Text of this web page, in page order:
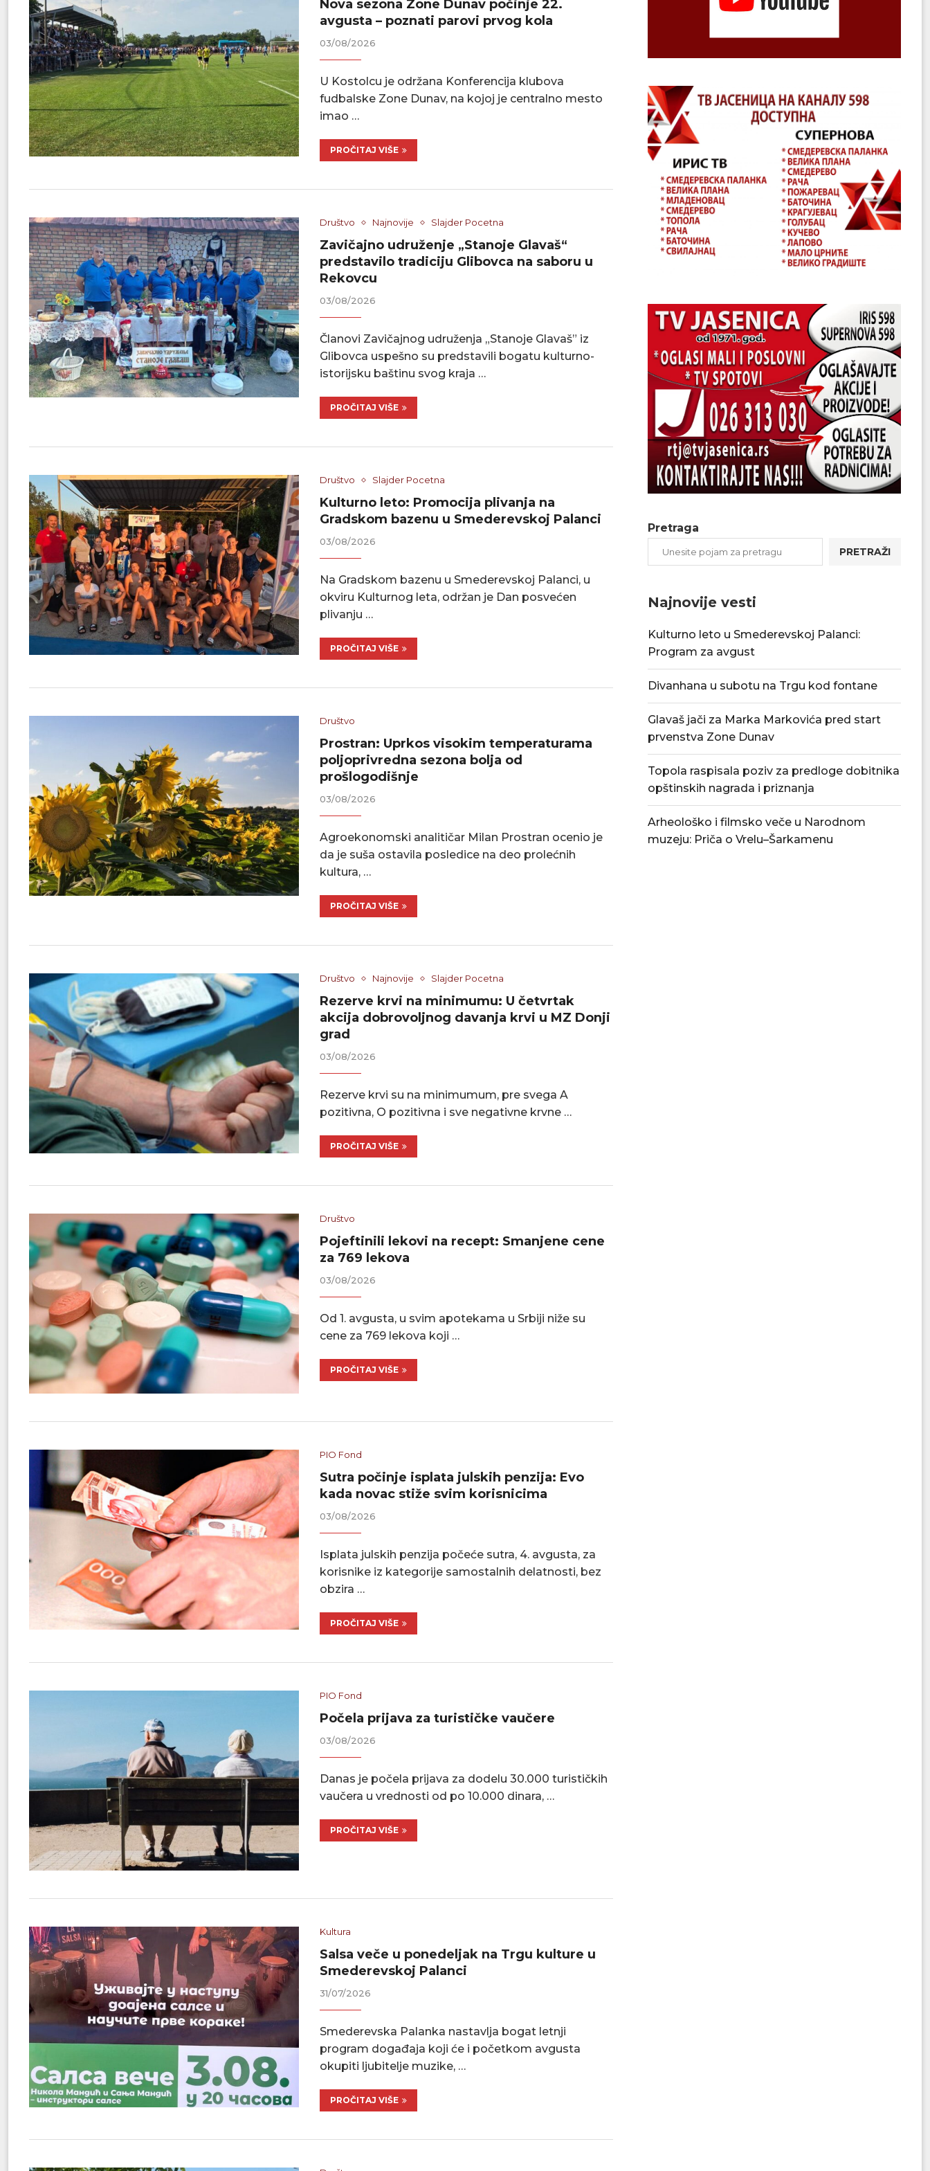
Nova sezona Zone Dunav počinje 22.
avgusta – poznati parovi prvog kola
03/08/2026
U Kostolcu je održana Konferencija klubova
fudbalske Zone Dunav, na kojoj je centralno mesto
imao …
PROČITAJ VIŠE
Društvo Najnovije Slajder Pocetna
Zavičajno udruženje „Stanoje Glavaš“
predstavilo tradiciju Glibovca na saboru u
Rekovcu
03/08/2026
Članovi Zavičajnog udruženja „Stanoje Glavaš” iz
Glibovca uspešno su predstavili bogatu kulturno-
istorijsku baštinu svog kraja …
PROČITAJ VIŠE
Društvo Slajder Pocetna
Kulturno leto: Promocija plivanja na
Gradskom bazenu u Smederevskoj Palanci
03/08/2026
Na Gradskom bazenu u Smederevskoj Palanci, u
okviru Kulturnog leta, održan je Dan posvećen
plivanju …
PROČITAJ VIŠE
Društvo
Prostran: Uprkos visokim temperaturama
poljoprivredna sezona bolja od
prošlogodišnje
03/08/2026
Agroekonomski analitičar Milan Prostran ocenio je
da je suša ostavila posledice na deo prolećnih
kultura, …
PROČITAJ VIŠE
Društvo Najnovije Slajder Pocetna
Rezerve krvi na minimumu: U četvrtak
akcija dobrovoljnog davanja krvi u MZ Donji
grad
03/08/2026
Rezerve krvi su na minimumum, pre svega A
pozitivna, O pozitivna i sve negativne krvne …
PROČITAJ VIŠE
Društvo
Pojeftinili lekovi na recept: Smanjene cene
za 769 lekova
03/08/2026
Od 1. avgusta, u svim apotekama u Srbiji niže su
cene za 769 lekova koji …
PROČITAJ VIŠE
PIO Fond
Sutra počinje isplata julskih penzija: Evo
kada novac stiže svim korisnicima
03/08/2026
Isplata julskih penzija počeće sutra, 4. avgusta, za
korisnike iz kategorije samostalnih delatnosti, bez
obzira …
PROČITAJ VIŠE
PIO Fond
Počela prijava za turističke vaučere
03/08/2026
Danas je počela prijava za dodelu 30.000 turističkih
vaučera u vrednosti od po 10.000 dinara, …
PROČITAJ VIŠE
Kultura
Salsa veče u ponedeljak na Trgu kulture u
Smederevskoj Palanci
31/07/2026
Smederevska Palanka nastavlja bogat letnji
program događaja koji će i početkom avgusta
okupiti ljubitelje muzike, …
PROČITAJ VIŠE
Pretraga
PRETRAŽI
Najnovije vesti
Kulturno leto u Smederevskoj Palanci:
Program za avgust
Divanhana u subotu na Trgu kod fontane
Glavaš jači za Marka Markovića pred start
prvenstva Zone Dunav
Topola raspisala poziv za predloge dobitnika
opštinskih nagrada i priznanja
Arheološko i filmsko veče u Narodnom
muzeju: Priča o Vrelu–Šarkamenu